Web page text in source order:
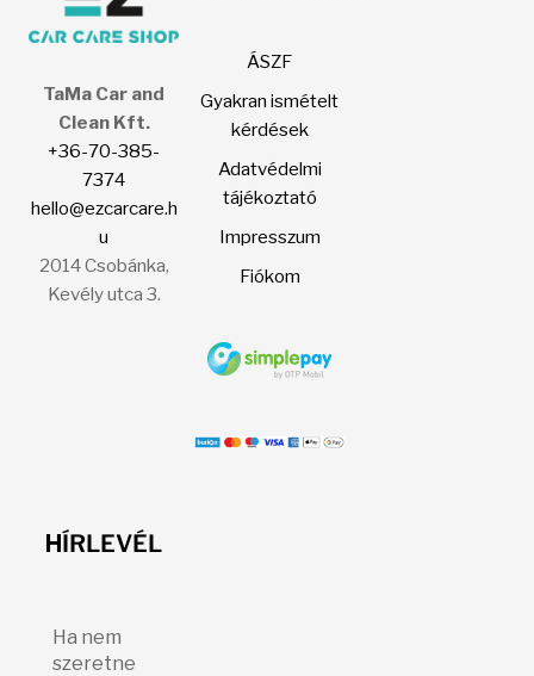
választhatók
ki
TaMa Car and
Clean Kft.
+36-70-385-
7374
hello@ezcarcare.h
u
2014 Csobánka,
Kevély utca 3.
ÁSZF
Gyakran ismételt
kérdések
Adatvédelmi
tájékoztató
Impresszum
Fiókom
HÍRLEVÉL
Ha nem
szeretne